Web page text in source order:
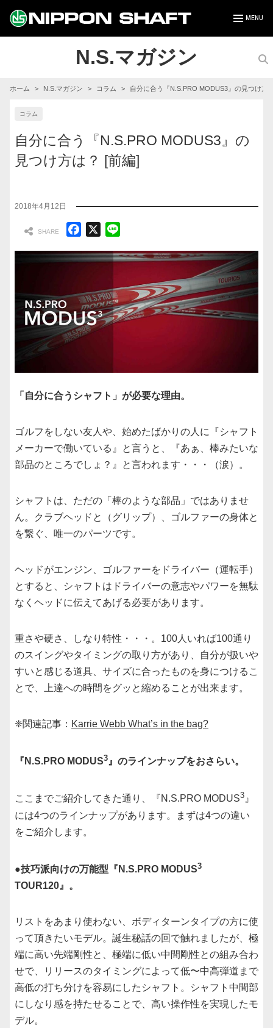
N.S.マガジン
ホーム N.S.マガジン コラム 自分に合う『N.S.PRO MODUS3』の見つけ方
コラム
自分に合う『N.S.PRO MODUS3』の
見つけ方は？ [前編]
2018年4月12日
c
o
o
k
n
「自分に合うシャフト」が必要な理由。
ゴルフをしない友人や、始めたばかりの人に『シャフト
メーカーで働いている』と言うと、『あぁ、棒みたいな
部品のところでしょ？』と言われます・・・（涙）。
シャフトは、ただの「棒のような部品」ではありませ
ん。クラブヘッドと（グリップ）、ゴルファーの身体と
を繋ぐ、唯一のパーツです。
ヘッドがエンジン、ゴルファーをドライバー（運転手）
とすると、シャフトはドライバーの意志やパワーを無駄
なくヘッドに伝えてあげる必要があります。
重さや硬さ、しなり特性・・・。100人いれば100通り
のスイングやタイミングの取り方があり、自分が扱いや
すいと感じる道具、サイズに合ったものを身につけるこ
とで、上達への時間をグッと縮めることが出来ます。
❈関連記事： Karrie Webb What’s in the bag?
『N.S.PRO MODUS3 』のラインナップをおさらい。
ここまでご紹介してきた通り、『N.S.PRO MODUS3』
には4つのラインナップがあります。まずは4つの違い
をご紹介します。
●技巧派向けの万能型『N.S.PRO MODUS3
TOUR120』。
リストをあまり使わない、ボディターンタイプの方に使
って頂きたいモデル。誕生秘話の回で触れましたが、極
端に高い先端剛性と、極端に低い中間剛性との組み合わ
せで、リリースのタイミングによって低〜中高弾道まで
高低の打ち分けを容易にしたシャフト。シャフト中間部
にしなり感を持たせることで、高い操作性を実現したモ
デル。